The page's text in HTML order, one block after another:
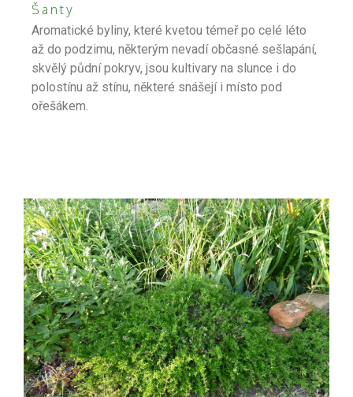
Šanty
Aromatické byliny, které kvetou témeř po celé léto
až do podzimu, některým nevadí občasné sešlapání,
skvělý půdní pokryv, jsou kultivary na slunce i do
polostínu až stínu, některé snášejí i místo pod
ořešákem.